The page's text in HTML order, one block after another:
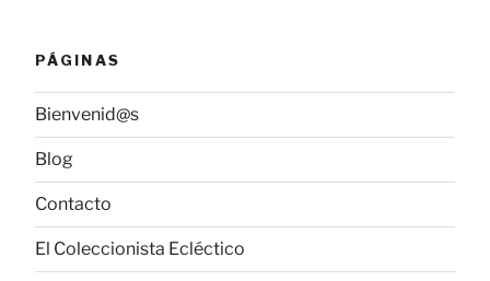
PÁGINAS
Bienvenid@s
Blog
Contacto
El Coleccionista Ecléctico